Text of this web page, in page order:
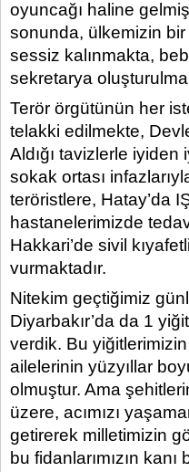
oyuncağı haline
sonunda, ülkemizin
sessiz kalınmakta,
sekretarya
Terör örgütünün her
telakki edilmekte,
Aldığı tavizlerle
sokak ortası
teröristlere, Hatay’da
hastanelerimizde
Hakkari’de sivil
vurmaktadır.
Nitekim geçtiğimiz
Diyarbakır’da da 1
verdik. Bu
ailelerinin yüzyıllar
olmuştur. Ama
üzere, acımızı
getirerek milletimizin
bu fidanlarımızın kanı